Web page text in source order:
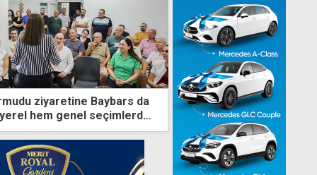
ziyaretine Baybars da
hem genel seçimlerden